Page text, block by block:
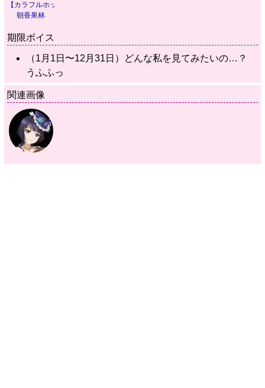
【カラフルホッパー】
朝香果林
期限ボイス
（1月1日〜12月31日）どんな私を見てみたいの…？
うふふっ
関連画像